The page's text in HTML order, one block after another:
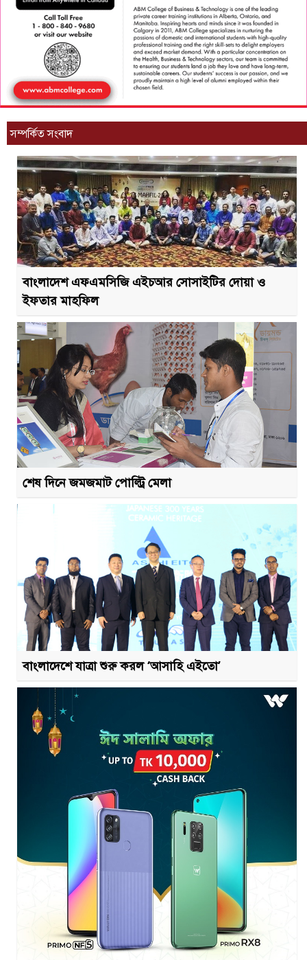
সম্পর্কিত সংবাদ
বাংলাদেশ এফএমসিজি এইচআর সোসাইটির দোয়া ও
ইফতার মাহফিল
শেষ দিনে জমজমাট পোল্ট্রি মেলা
বাংলাদেশে যাত্রা শুরু করল ‘আসাহি এইতো’